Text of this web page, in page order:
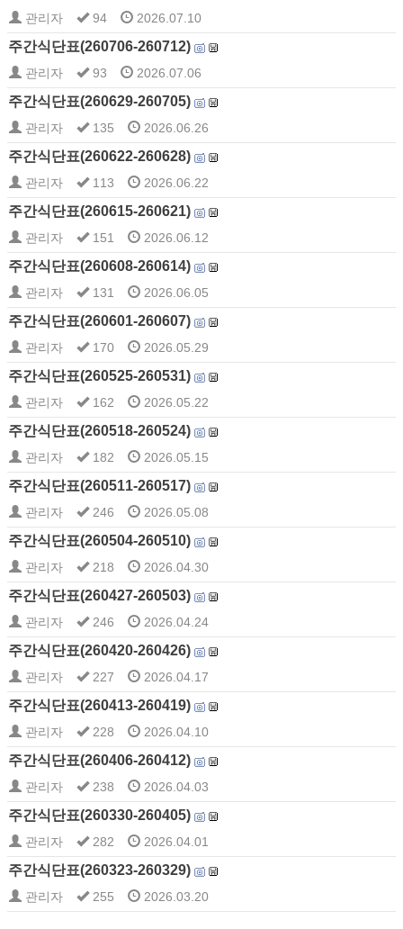
관리자 94 2026.07.10
주간식단표(260706-260712)
관리자 93 2026.07.06
주간식단표(260629-260705)
관리자 135 2026.06.26
주간식단표(260622-260628)
관리자 113 2026.06.22
주간식단표(260615-260621)
관리자 151 2026.06.12
주간식단표(260608-260614)
관리자 131 2026.06.05
주간식단표(260601-260607)
관리자 170 2026.05.29
주간식단표(260525-260531)
관리자 162 2026.05.22
주간식단표(260518-260524)
관리자 182 2026.05.15
주간식단표(260511-260517)
관리자 246 2026.05.08
주간식단표(260504-260510)
관리자 218 2026.04.30
주간식단표(260427-260503)
관리자 246 2026.04.24
주간식단표(260420-260426)
관리자 227 2026.04.17
주간식단표(260413-260419)
관리자 228 2026.04.10
주간식단표(260406-260412)
관리자 238 2026.04.03
주간식단표(260330-260405)
관리자 282 2026.04.01
주간식단표(260323-260329)
관리자 255 2026.03.20